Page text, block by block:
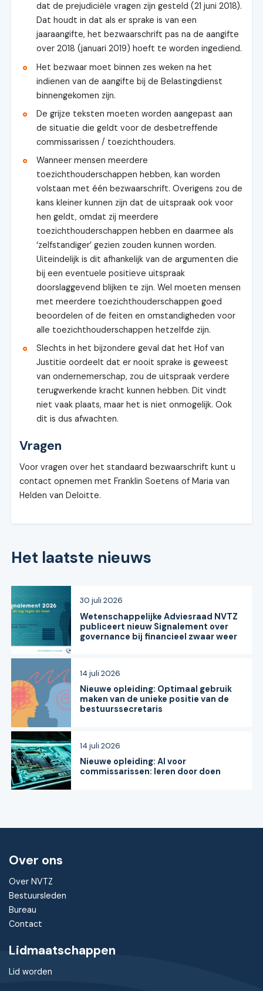
dat de prejudiciële vragen zijn gesteld (21 juni 2018).
Dat houdt in dat als er sprake is van een
jaaraangifte, het bezwaarschrift pas na de aangifte
over 2018 (januari 2019) hoeft te worden ingediend.
Het bezwaar moet binnen zes weken na het
indienen van de aangifte bij de Belastingdienst
binnengekomen zijn.
De grijze teksten moeten worden aangepast aan
de situatie die geldt voor de desbetreffende
commissarissen / toezichthouders.
Wanneer mensen meerdere
toezichthouderschappen hebben, kan worden
volstaan met één bezwaarschrift. Overigens zou de
kans kleiner kunnen zijn dat de uitspraak ook voor
hen geldt, omdat zij meerdere
toezichthouderschappen hebben en daarmee als
‘zelfstandiger’ gezien zouden kunnen worden.
Uiteindelijk is dit afhankelijk van de argumenten die
bij een eventuele positieve uitspraak
doorslaggevend blijken te zijn. Wel moeten mensen
met meerdere toezichthouderschappen goed
beoordelen of de feiten en omstandigheden voor
alle toezichthouderschappen hetzelfde zijn.
Slechts in het bijzondere geval dat het Hof van
Justitie oordeelt dat er nooit sprake is geweest
van ondernemerschap, zou de uitspraak verdere
terugwerkende kracht kunnen hebben. Dit vindt
niet vaak plaats, maar het is niet onmogelijk. Ook
dit is dus afwachten.
Vragen
Voor vragen over het standaard bezwaarschrift kunt u
contact opnemen met Franklin Soetens of Maria van
Helden van Deloitte.
Het laatste nieuws
Wetenschappelijke Adviesraad NVTZ
publiceert nieuw Signalement over
governance bij financieel zwaar weer
30 juli 2026
Nieuwe opleiding: Optimaal gebruik
maken van de unieke positie van de
bestuurssecretaris
14 juli 2026
Nieuwe opleiding: AI voor
commissarissen: leren door doen
14 juli 2026
Over ons
Over NVTZ
Bestuursleden
Bureau
Contact
Lidmaatschappen
Lid worden